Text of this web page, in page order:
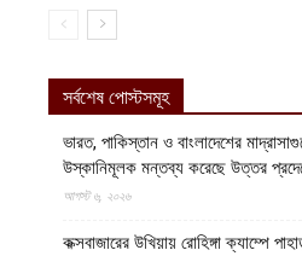
সর্বশেষ পোস্টসমূহ
ভারত, পাকিস্তান ও বাংলাদেশের
উস্কানিমূলক মন্তব্য করেছে উত্তর
আগস্ট ৬, ২০২৬
কক্সবাজারের উখিয়ায় রোহিঙ্গা ক্যাম্পে